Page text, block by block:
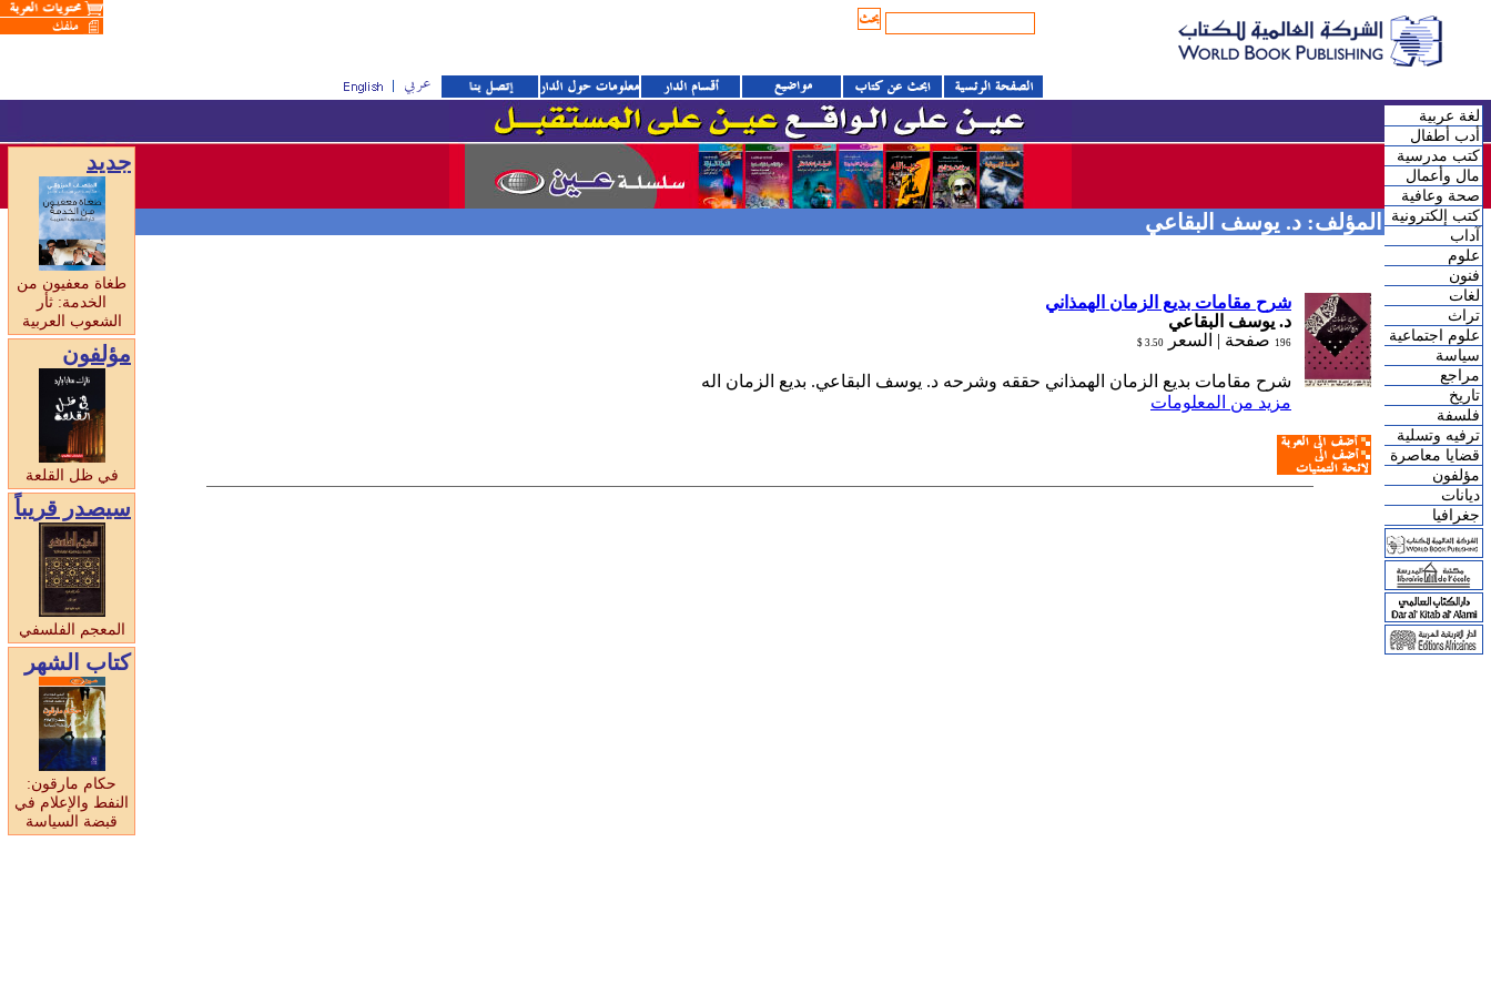
لغة عربية
أدب أطفال
كتب مدرسية
مال وأعمال
صحة وعافية
كتب إلكترونية
آداب
علوم
فنون
لغات
تراث
علوم اجتماعية
سياسة
مراجع
تاريخ
فلسفة
ترفيه وتسلية
قضايا معاصرة
مؤلفون
ديانات
جغرافيا
المؤلف: د. يوسف البقاعي
شرح مقامات بديع الزمان الهمذاني
د. يوسف البقاعي
196 صفحة | السعر 3.50 $
شرح مقامات بديع الزمان الهمذاني حققه وشرحه د. يوسف البقاعي. بديع الزمان اله
مزيد من المعلومات
جديد
طغاة معفيون من
الخدمة: ثأر
الشعوب العربية
مؤلفون
في ظل القلعة
سيصدر قريبا
المعجم الفلسفي
كتاب الشهر
حكام مارقون:
النفط والإعلام في
قبضة السياسة